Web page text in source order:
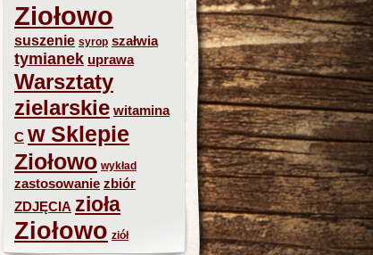
Ziołowo
suszenie syrop szałwia
tymianek uprawa
Warsztaty
zielarskie witamina
C w Sklepie
Ziołowo wykład
zastosowanie zbiór
ZDJĘCIA zioła
Ziołowo ziół